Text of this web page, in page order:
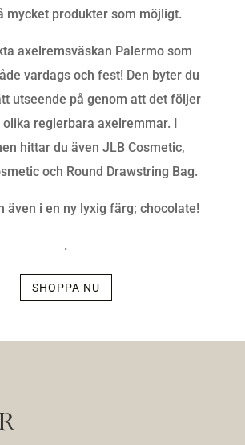
mycket produkter som möjligt.
axelremsväskan Palermo som
vardags och fest! Den byter du
utseende på genom att det följer
reglerbara axelremmar. I
hittar du även JLB Cosmetic,
och Round Drawstring Bag.
även i en ny lyxig färg; chocolate!
.
SHOPPA NU